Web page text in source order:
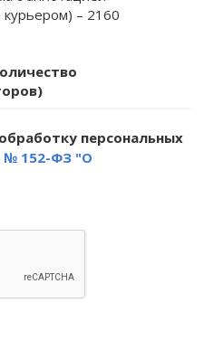
– 2160
персональных
№ 152-ФЗ "О